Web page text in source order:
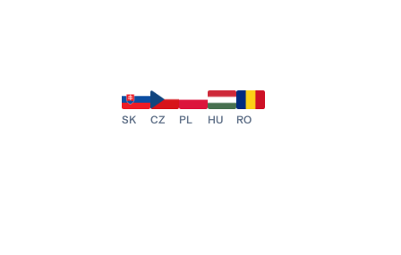
SK CZ PL HU RO